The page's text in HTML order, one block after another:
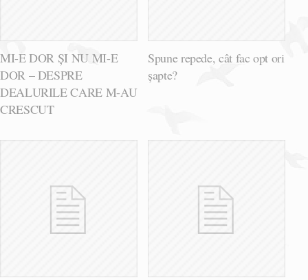
MI-E DOR ȘI NU MI-E
DOR – DESPRE
DEALURILE CARE M-AU
CRESCUT
Spune repede, cât fac opt ori
șapte?